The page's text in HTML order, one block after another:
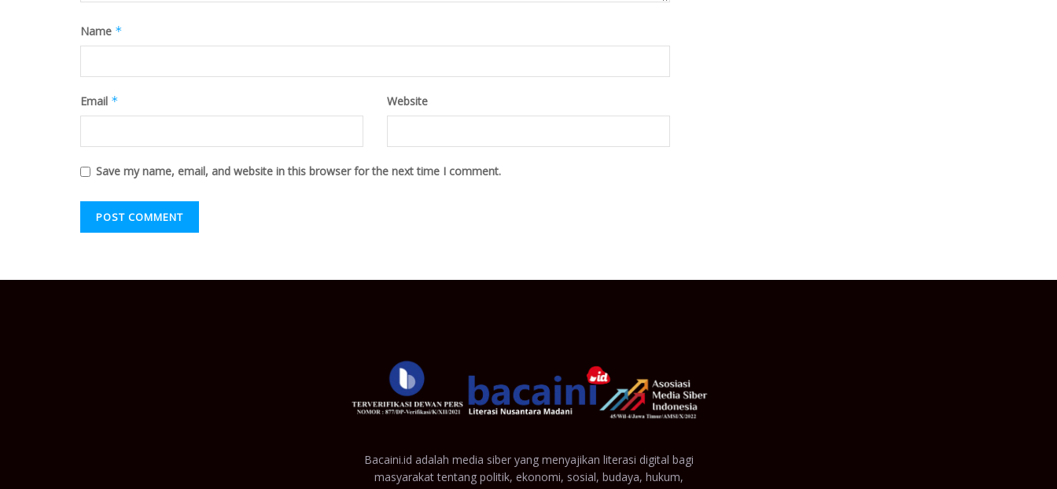
Name *
Email * Website
Save my name, email, and website in this browser for the next time I comment.
Bacaini.id adalah media siber yang menyajikan literasi digital bagi
masyarakat tentang politik, ekonomi, sosial, budaya, hukum,